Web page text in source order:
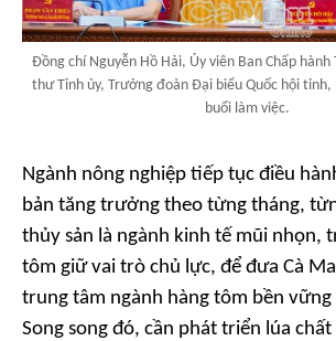
Đồng chí Nguyễn Hồ Hải, Ủy viên Ban Chấp
thư Tỉnh ủy, Trưởng đoàn Đại biểu Quốc hội
buổi làm việc.
Ngành nông nghiệp tiếp tục điều
bản tăng trưởng theo từng tháng,
thủy sản là ngành kinh tế mũi nhọn,
tôm giữ vai trò chủ lực, để đưa Cà
trung tâm ngành hàng tôm bền vững
Song song đó, cần phát triển lúa